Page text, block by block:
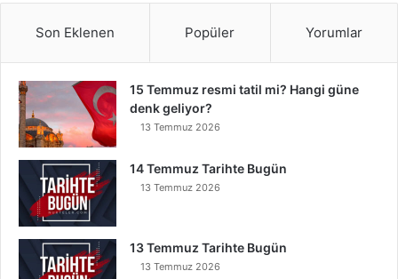
Son Eklenen Popüler Yorumlar
15 Temmuz resmi tatil mi? Hangi güne
denk geliyor?
13 Temmuz 2026
14 Temmuz Tarihte Bugün
13 Temmuz 2026
13 Temmuz Tarihte Bugün
13 Temmuz 2026